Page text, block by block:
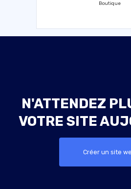
Boutique
N'ATTENDEZ
VOTRE SITE
Créer un site